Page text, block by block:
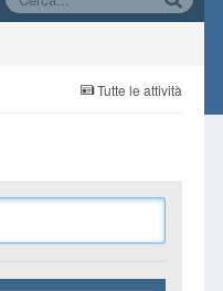
Tutte le attività